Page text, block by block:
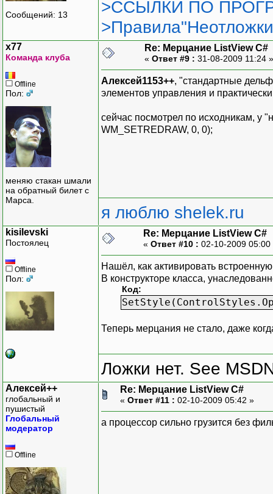
Сообщений: 13
>ССЫЛКИ ПО
x77
Команда клуба
Offline
Пол:
меняю стакан шмали
на обратный билет с
Марса.
Re: Мерцание ListView C#
« Ответ #9 : 31-08-2009 11:24
Алексей1153++, "стандартные
элементов управления и
сейчас посмотрел по исходникам, у
WM_SETREDRAW, 0, 0);
я люблю shelek.ru
kisilevski
Постоялец
Offline
Пол:
Re: Мерцание ListView C#
« Ответ #10 : 02-10-2009
Нашёл, как активировать
В конструкторе класса,
Код:
Теперь мерцания не стало, даже
Ложки нет. See
Алексей++
глобальный и
пушистый
Глобальный
модератор
Offline
Re: Мерцание ListView C#
« Ответ #11 : 02-10-2009 05:42 »
а процессор сильно грузится без